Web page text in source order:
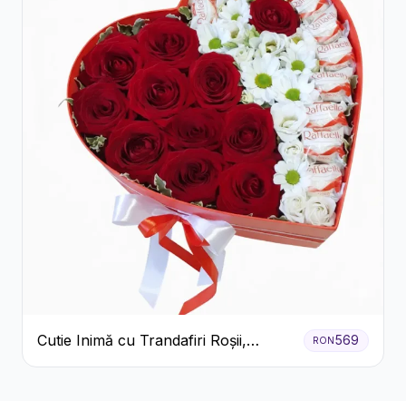
Cutie Inimă cu Trandafiri Roșii,
Crizanteme Albe și Bomboane
RON569